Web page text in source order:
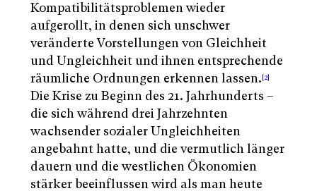
Kompatibilitätsproblemen wieder
aufgerollt, in denen sich unschwer
veränderte Vorstellungen von Gleichheit
und Ungleichheit und ihnen entsprechende
räumliche Ordnungen erkennen lassen.[2]
Die Krise zu Beginn des 21. Jahrhunderts –
die sich während drei Jahrzehnten
wachsender sozialer Ungleichheiten
angebahnt hatte, und die vermutlich länger
dauern und die westlichen Ökonomien
stärker beeinflussen wird als man heute